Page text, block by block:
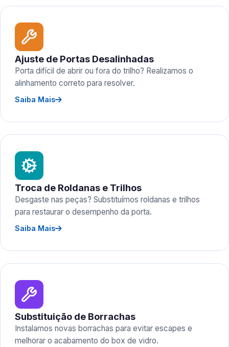
Ajuste de Portas Desalinhadas
Porta difícil de abrir ou fora do trilho? Realizamos o
alinhamento correto para resolver.
Saiba Mais
Troca de Roldanas e Trilhos
Desgaste nas peças? Substituímos roldanas e trilhos
para restaurar o desempenho da porta.
Saiba Mais
Substituição de Borrachas
Instalamos novas borrachas para evitar escapes e
melhorar o acabamento do box de vidro.